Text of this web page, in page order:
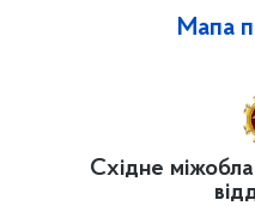
Мапа
Східне